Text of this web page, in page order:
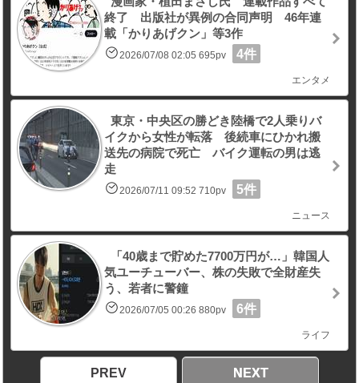
終了 出版社が異例の合同声明 46年連
載「かりあげクン」等3作
2026/07/08 02:05 695pv 4件
エンタメ
東京・中央区の勝どき陸橋で2人乗りバ
イクから女性が転落 後続車にひかれ搬
送先の病院で死亡 バイク運転の男は逃
走
2026/07/11 09:52 710pv 5件
ニュース
「40歳まで貯めた7700万円が…」韓国人
気ユーチューバー、株の失敗で全財産失
う、若者に警鐘
2026/07/05 00:26 880pv 6件
ライフ
PREV NEXT